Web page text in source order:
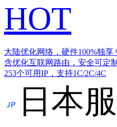
HOT
大陆优化网络，硬件100%独享
含优化互联网路由，安全可定制
253个可用IP，支持1C/2C/4C
日本